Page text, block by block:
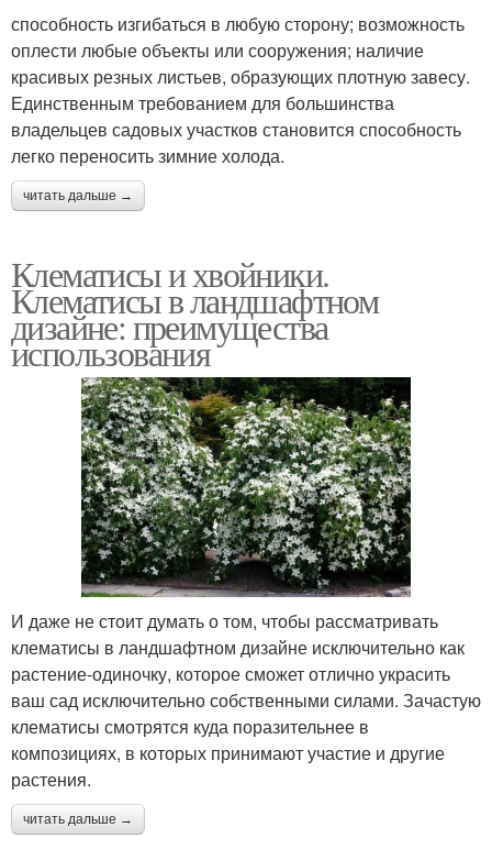
способность изгибаться в любую сторону; возможность
оплести любые объекты или сооружения; наличие
красивых резных листьев, образующих плотную завесу.
Единственным требованием для большинства
владельцев садовых участков становится способность
легко переносить зимние холода.
читать дальше →
Клематисы и хвойники.
Клематисы в ландшафтном
дизайне: преимущества
использования
И даже не стоит думать о том, чтобы рассматривать
клематисы в ландшафтном дизайне исключительно как
растение-одиночку, которое сможет отлично украсить
ваш сад исключительно собственными силами. Зачастую
клематисы смотрятся куда поразительнее в
композициях, в которых принимают участие и другие
растения.
читать дальше →